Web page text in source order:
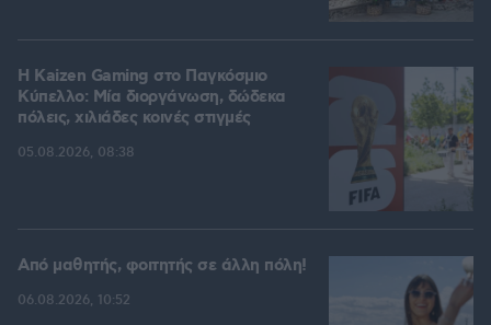
H Kaizen Gaming στο Παγκόσμιο
Kύπελλο: Μία διοργάνωση, δώδεκα
πόλεις, χιλιάδες κοινές στιγμές
05.08.2026, 08:38
Από μαθητής, φοιτητής σε άλλη πόλη!
06.08.2026, 10:52